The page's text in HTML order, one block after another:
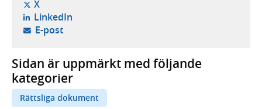
X- öppnas i ny flik, extern webbplats,
LinkedIn- öppnas i ny flik, extern webbplats,
E-post- öppnar din e-postklient,
Sidan är uppmärkt med följande
kategorier
Rättsliga dokument